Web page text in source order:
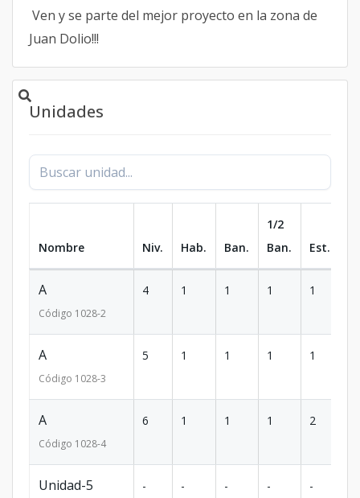
Ven y se parte del mejor proyecto en la zona de
Juan Dolio!!!
Unidades
Nombre Niv. Hab. Ban.
1/2
Ban.
Est.
A
Código 1028-2
4 1 1 1 1
A
Código 1028-3
5 1 1 1 1
A
Código 1028-4
6 1 1 1 2
Unidad-5 - - - - -